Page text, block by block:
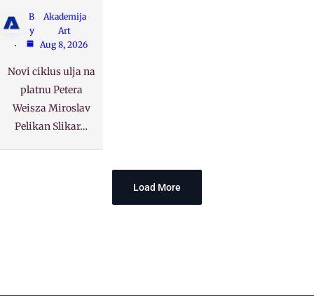
B
y
Akademija
Art
Aug 8, 2026
Novi ciklus ulja na
platnu Petera
Weisza Miroslav
Pelikan Slikar…
Load More